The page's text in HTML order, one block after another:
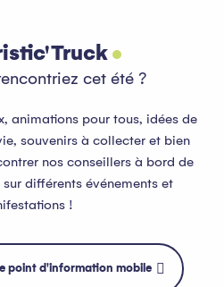
cet été ?
animations pour tous, idées de
souvenirs à collecter et bien
nos conseillers à bord de
sur différents événements et
!
point d'information mobile